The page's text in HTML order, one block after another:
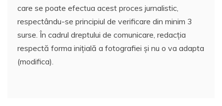
care se poate efectua acest proces jurnalistic,
respectându-se principiul de verificare din minim 3
surse. În cadrul dreptului de comunicare, redacția
respectă forma inițială a fotografiei și nu o va adapta
(modifica).